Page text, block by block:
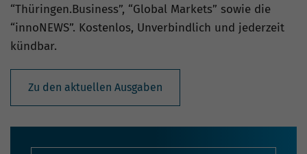
“Thüringen.Business”, “Global Markets” sowie die
“innoNEWS”. Kostenlos, Unverbindlich und jederzeit
kündbar.
Zu den aktuellen Ausgaben